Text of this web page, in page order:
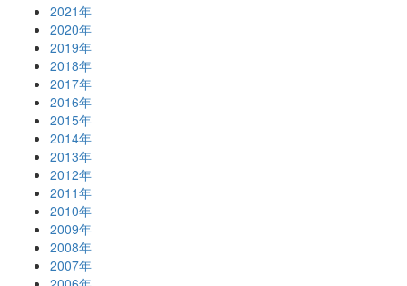
2021年
2020年
2019年
2018年
2017年
2016年
2015年
2014年
2013年
2012年
2011年
2010年
2009年
2008年
2007年